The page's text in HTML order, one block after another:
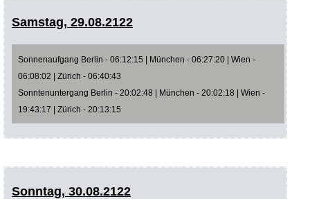
Samstag, 29.08.2122
Sonnenaufgang Berlin - 06:12:15 | München - 06:27:20 | Wien -
06:08:02 | Zürich - 06:40:43
Sonntenuntergang Berlin - 20:02:48 | München - 20:02:18 | Wien -
19:43:17 | Zürich - 20:13:15
Sonntag, 30.08.2122